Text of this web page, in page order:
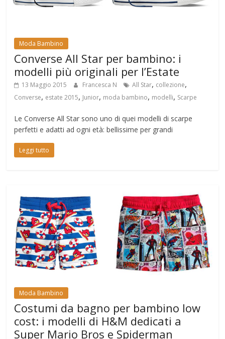
Moda Bambino
Converse All Star per bambino: i
modelli più originali per l’Estate
13 Maggio 2015 Francesca N All Star, collezione,
Converse, estate 2015, Junior, moda bambino, modelli, Scarpe
Le Converse All Star sono uno di quei modelli di scarpe
perfetti e adatti ad ogni età: bellissime per grandi
Leggi tutto
Moda Bambino
Costumi da bagno per bambino low
cost: i modelli di H&M dedicati a
Super Mario Bros e Spiderman